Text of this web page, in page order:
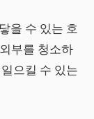
을 수 있는 호
부를 청소하
으킬 수 있는